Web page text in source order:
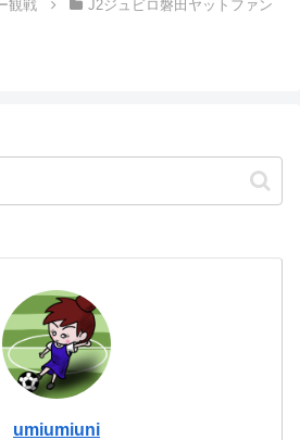
観戦
J2ジュビロ磐田ヤットファン
umiumiuni